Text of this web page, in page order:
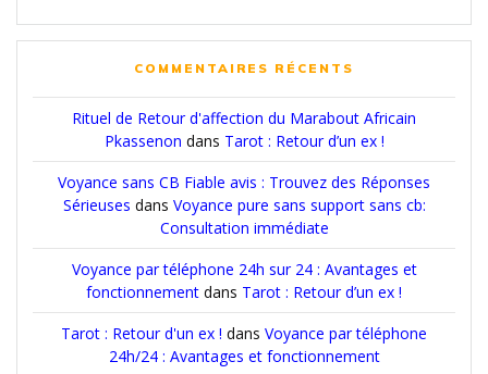
COMMENTAIRES RÉCENTS
Rituel de Retour d'affection du Marabout Africain
Pkassenon dans Tarot : Retour d’un ex !
Voyance sans CB Fiable avis : Trouvez des Réponses
Sérieuses dans Voyance pure sans support sans cb:
Consultation immédiate
Voyance par téléphone 24h sur 24 : Avantages et
fonctionnement dans Tarot : Retour d’un ex !
Tarot : Retour d'un ex ! dans Voyance par téléphone
24h/24 : Avantages et fonctionnement